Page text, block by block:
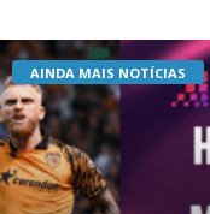
AINDA MAIS NOTÍCIAS